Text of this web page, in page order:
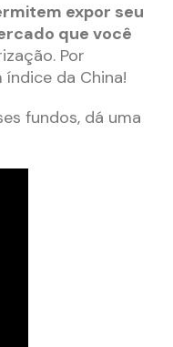
expor seu
que você
Por
índice da China!
fundos, dá uma